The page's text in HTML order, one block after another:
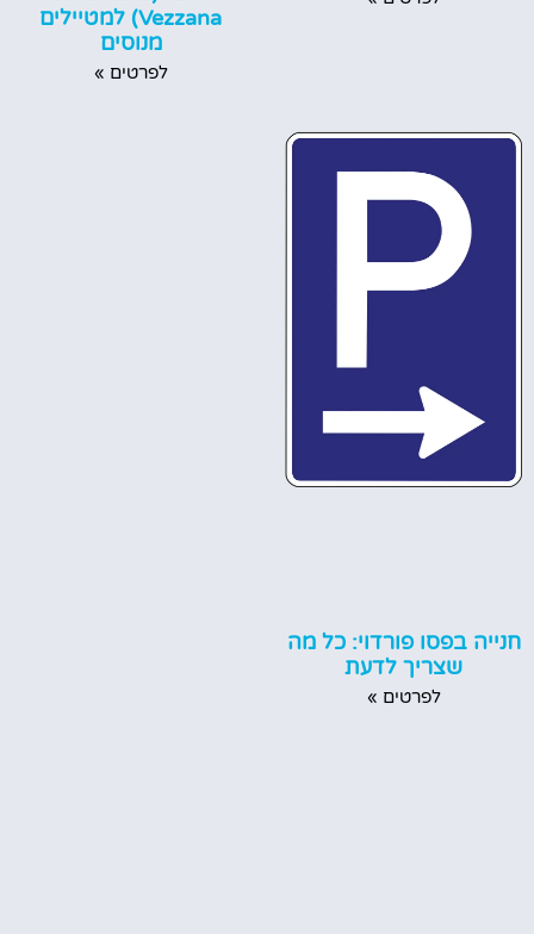
Vezzana) למטיילים
מנוסים
לפרטים »
חנייה בפסו פורדוי: כל מה
שצריך לדעת
לפרטים »